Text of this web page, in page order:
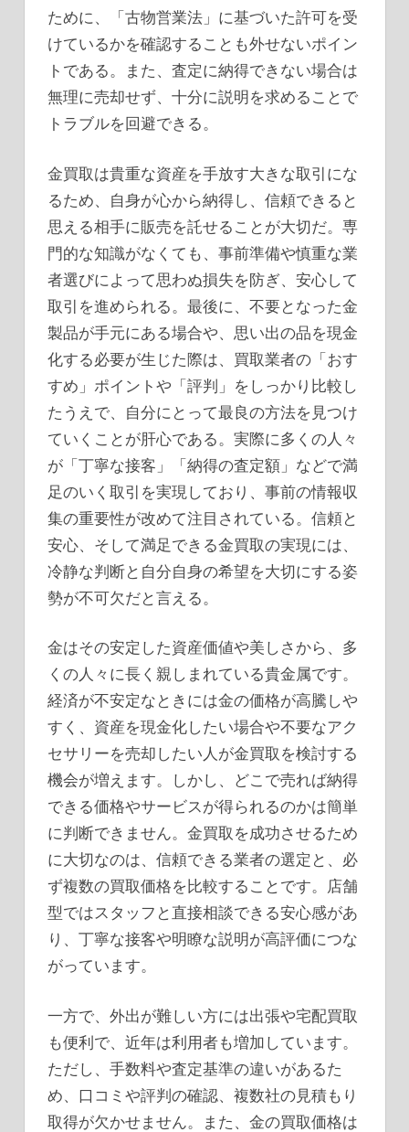
ために、「古物営業法」に基づいた許可を受
けているかを確認することも外せないポイン
トである。また、査定に納得できない場合は
無理に売却せず、十分に説明を求めることで
トラブルを回避できる。
金買取は貴重な資産を手放す大きな取引にな
るため、自身が心から納得し、信頼できると
思える相手に販売を託せることが大切だ。専
門的な知識がなくても、事前準備や慎重な業
者選びによって思わぬ損失を防ぎ、安心して
取引を進められる。最後に、不要となった金
製品が手元にある場合や、思い出の品を現金
化する必要が生じた際は、買取業者の「おす
すめ」ポイントや「評判」をしっかり比較し
たうえで、自分にとって最良の方法を見つけ
ていくことが肝心である。実際に多くの人々
が「丁寧な接客」「納得の査定額」などで満
足のいく取引を実現しており、事前の情報収
集の重要性が改めて注目されている。信頼と
安心、そして満足できる金買取の実現には、
冷静な判断と自分自身の希望を大切にする姿
勢が不可欠だと言える。
金はその安定した資産価値や美しさから、多
くの人々に長く親しまれている貴金属です。
経済が不安定なときには金の価格が高騰しや
すく、資産を現金化したい場合や不要なアク
セサリーを売却したい人が金買取を検討する
機会が増えます。しかし、どこで売れば納得
できる価格やサービスが得られるのかは簡単
に判断できません。金買取を成功させるため
に大切なのは、信頼できる業者の選定と、必
ず複数の買取価格を比較することです。店舗
型ではスタッフと直接相談できる安心感があ
り、丁寧な接客や明瞭な説明が高評価につな
がっています。
一方で、外出が難しい方には出張や宅配買取
も便利で、近年は利用者も増加しています。
ただし、手数料や査定基準の違いがあるた
め、口コミや評判の確認、複数社の見積もり
取得が欠かせません。また、金の買取価格は